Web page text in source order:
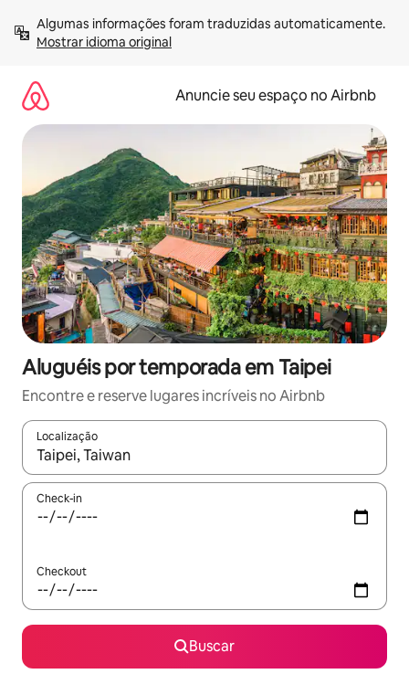
para
Mostrar idioma original
Anuncie seu espaço no Airbnb
Aluguéis por temporada em Taipei
Encontre e reserve lugares incríveis no Airbnb
Localização
Quando os resultados estiverem disponíveis, explore-os
Check-in
Checkout
Buscar